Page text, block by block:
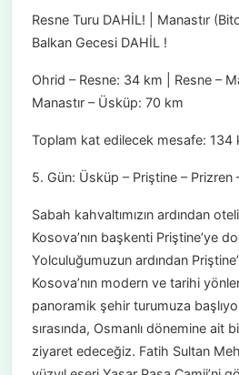
Resne Turu DAHİL! | Manastır
Balkan Gecesi DAHİL !
Ohrid – Resne: 34 km | Resne –
Manastır – Üsküp: 70 km
Toplam kat edilecek mesafe: 134
5. Gün: Üsküp – Priştine – Prizren
Sabah kahvaltımızın ardından
Kosova’nın başkenti Priştine’ye
Yolculuğumuzun ardından
Kosova’nın modern ve tarihi
panoramik şehir turumuza
sırasında, Osmanlı dönemine ait
ziyaret edeceğiz. Fatih Sultan